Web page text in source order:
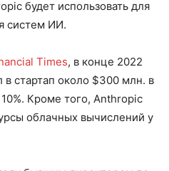
будет использовать для
систем ИИ.
Times, в конце 2022
в стартап около $300 млн. в
Кроме того, Anthropic
облачных вычислений у